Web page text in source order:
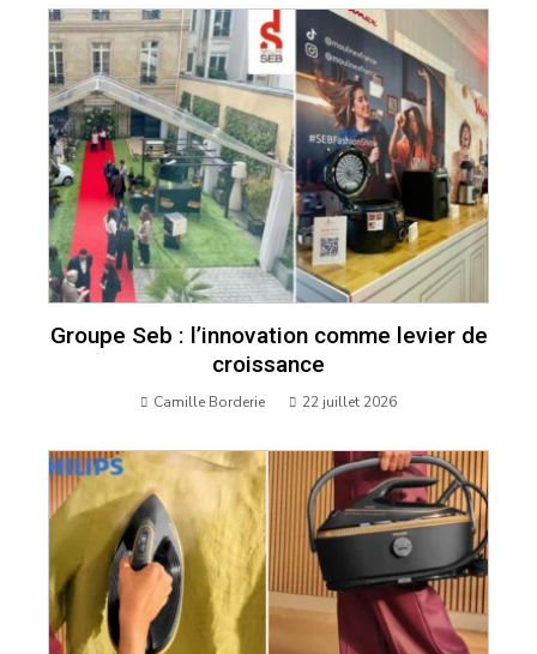
Groupe Seb : l’innovation comme levier de
croissance
Camille Borderie 22 juillet 2026